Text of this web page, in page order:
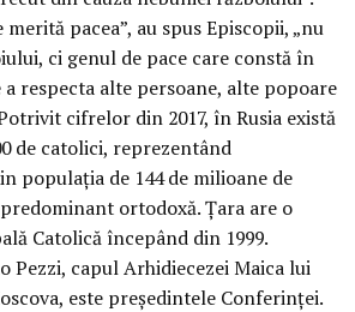
pacea”, au spus Episcopii, „nu
ci genul de pace care constă în
respecta alte persoane, alte popoare
cifrelor din 2017, în Rusia există
de catolici, reprezentând
populația de 144 de milioane de
ortodoxă. Țara are o
Catolică începând din 1999.
Pezzi, capul Arhidiecezei Maica lui
este președintele Conferinței.